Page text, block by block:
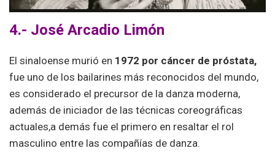
4.- José Arcadio Limón
El sinaloense murió en 1972 por cáncer de próstata,
fue uno de los bailarines más reconocidos del mundo,
es considerado el precursor de la danza moderna,
además de iniciador de las técnicas coreográficas
actuales,a demás fue el primero en resaltar el rol
masculino entre las compañías de danza.